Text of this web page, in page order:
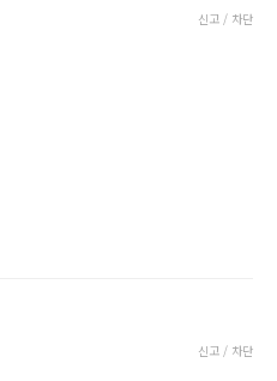
신고 / 차단
신고 / 차단